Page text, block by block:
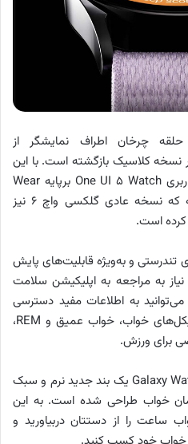
چرخان اطراف نمایشگر از
نسخه کلاسیک بازگشته است. با این
حاشیه چرخان می‌توانید با رابط کاربری One UI ۵ Watch برپایه Wear
OS ۴ به‌خوبی تعامل کنید. البته که نسخه عادی گلکسی واچ ۶ نیز
است.
و به‌ویژه قابلیت‌های پایش
به مراجعه به اپلیکیشن سلامت
به اطلاعات مفید دسترسی
داشته باشید؛ اطلاعاتی شامل سیکل‌های خواب، خواب عمیق و REM،
برای ورزش.
امسال در کلکسیون بندهای Galaxy Watch ۶ یک بند جدید نرم و سبک
خواب طراحی شده است. به این
ساعت را از دستتان دربیاورید و